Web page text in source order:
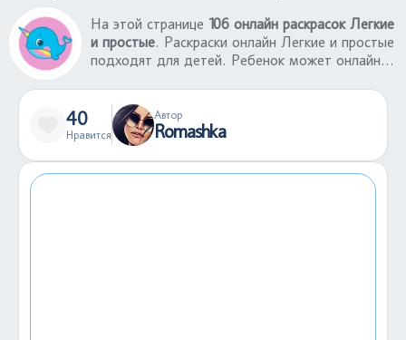
На этой странице 106 онлайн раскрасок Легкие
и простые. Раскраски онлайн Легкие и простые
подходят для детей. Ребенок может онлайн
телефона. Такие игры в раскраски онлайн не
только хорошее развлечение, но еще и
развитие творческих навыков. С помощью
может лучше понимать сочетание цветов, их
40
Нравится
Автор
Romashka